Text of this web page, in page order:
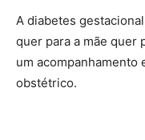
A diabetes
quer para a mãe quer
um acompanhamento
obstétrico.